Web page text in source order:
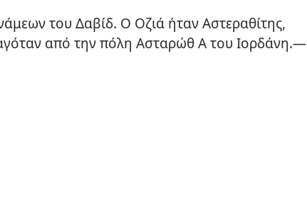
του Δαβίδ. Ο Οζιά ήταν Αστεραθίτης,
από την πόλη Ασταρώθ Α του Ιορδάνη.—